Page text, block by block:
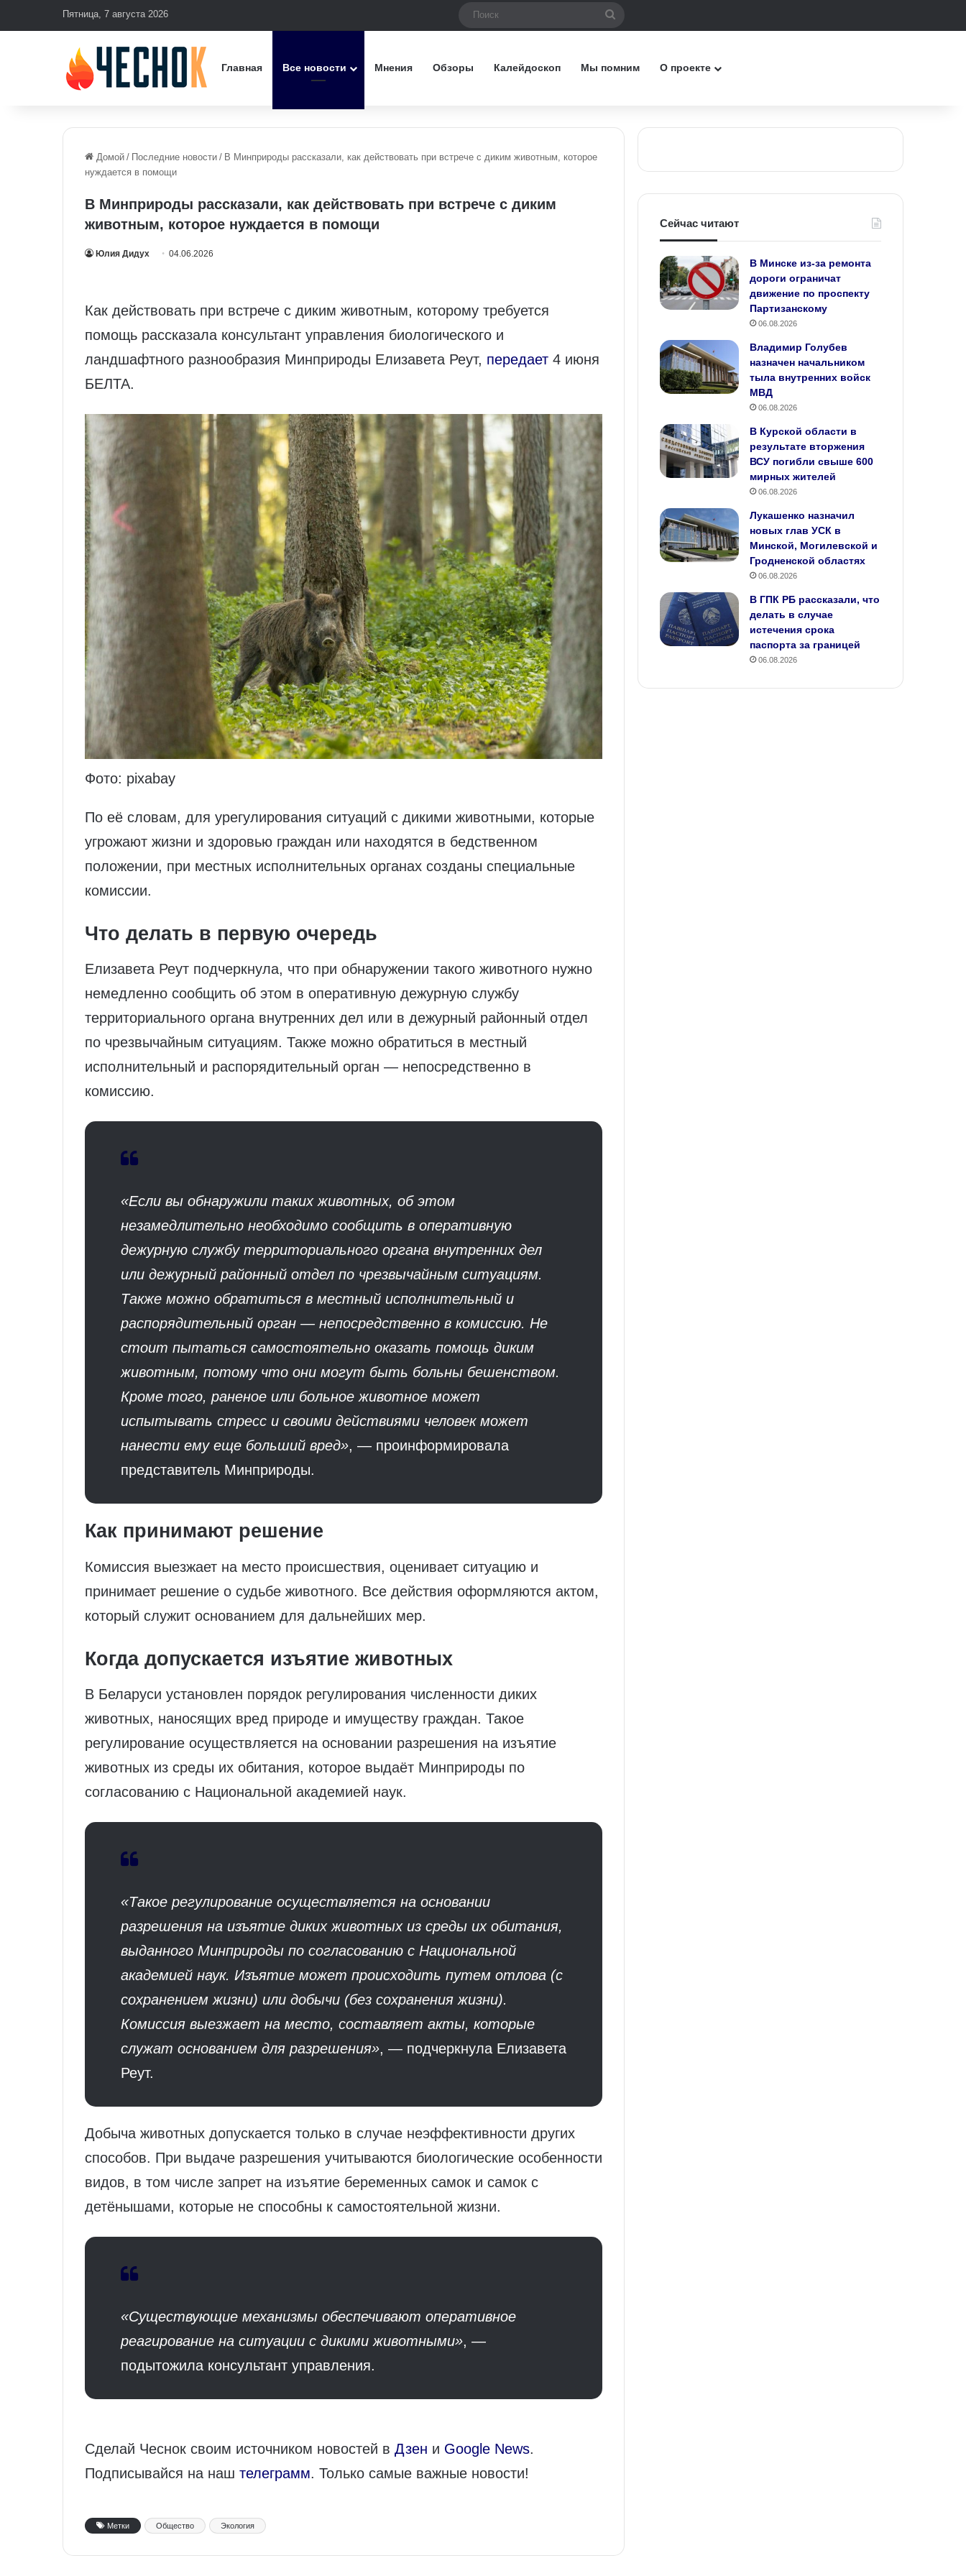
Пятница, 7 августа 2026
Главная Все новости Мнения Обзоры Калейдоскоп Мы помним О проекте
Домой / Последние новости / В Минприроды рассказали, как действовать при встрече с диким животным, которое
нуждается в помощи
В Минприроды рассказали, как действовать при встрече с диким
животным, которое нуждается в помощи
Юлия Дидух 04.06.2026
Как действовать при встрече с диким животным, которому требуется
помощь рассказала консультант управления биологического и
ландшафтного разнообразия Минприроды Елизавета Реут, передает 4 июня
БЕЛТА.
Фото: pixabay
По её словам, для урегулирования ситуаций с дикими животными, которые
угрожают жизни и здоровью граждан или находятся в бедственном
положении, при местных исполнительных органах созданы специальные
комиссии.
Что делать в первую очередь
Елизавета Реут подчеркнула, что при обнаружении такого животного нужно
немедленно сообщить об этом в оперативную дежурную службу
территориального органа внутренних дел или в дежурный районный отдел
по чрезвычайным ситуациям. Также можно обратиться в местный
исполнительный и распорядительный орган — непосредственно в
комиссию.
«Если вы обнаружили таких животных, об этом
незамедлительно необходимо сообщить в оперативную
дежурную службу территориального органа внутренних дел
или дежурный районный отдел по чрезвычайным ситуациям.
Также можно обратиться в местный исполнительный и
распорядительный орган — непосредственно в комиссию. Не
стоит пытаться самостоятельно оказать помощь диким
животным, потому что они могут быть больны бешенством.
Кроме того, раненое или больное животное может
испытывать стресс и своими действиями человек может
нанести ему еще больший вред», — проинформировала
представитель Минприроды.
Как принимают решение
Комиссия выезжает на место происшествия, оценивает ситуацию и
принимает решение о судьбе животного. Все действия оформляются актом,
который служит основанием для дальнейших мер.
Когда допускается изъятие животных
В Беларуси установлен порядок регулирования численности диких
животных, наносящих вред природе и имуществу граждан. Такое
регулирование осуществляется на основании разрешения на изъятие
животных из среды их обитания, которое выдаёт Минприроды по
согласованию с Национальной академией наук.
«Такое регулирование осуществляется на основании
разрешения на изъятие диких животных из среды их обитания,
выданного Минприроды по согласованию с Национальной
академией наук. Изъятие может происходить путем отлова (с
сохранением жизни) или добычи (без сохранения жизни).
Комиссия выезжает на место, составляет акты, которые
служат основанием для разрешения», — подчеркнула Елизавета
Реут.
Добыча животных допускается только в случае неэффективности других
способов. При выдаче разрешения учитываются биологические особенности
видов, в том числе запрет на изъятие беременных самок и самок с
детёнышами, которые не способны к самостоятельной жизни.
«Существующие механизмы обеспечивают оперативное
реагирование на ситуации с дикими животными», —
подытожила консультант управления.
Сделай Чеснок своим источником новостей в Дзен и Google News.
Подписывайся на наш телеграмм. Только самые важные новости!
Метки Общество Экология
Сейчас читают
В Минске из-за ремонта
дороги ограничат
движение по проспекту
Партизанскому
06.08.2026
Владимир Голубев
назначен начальником
тыла внутренних войск
МВД
06.08.2026
В Курской области в
результате вторжения
ВСУ погибли свыше 600
мирных жителей
06.08.2026
Лукашенко назначил
новых глав УСК в
Минской, Могилевской и
Гродненской областях
06.08.2026
В ГПК РБ рассказали, что
делать в случае
истечения срока
паспорта за границей
06.08.2026